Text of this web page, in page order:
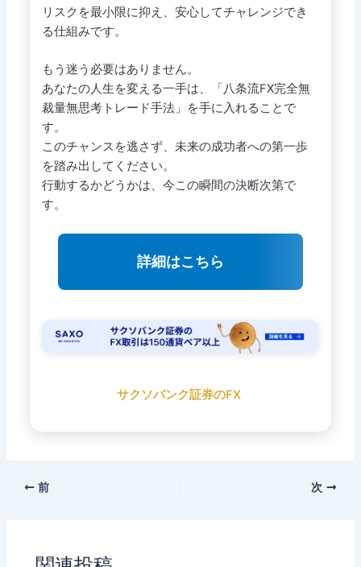
リスクを最小限に抑え、安心してチャレンジでき
る仕組みです。
もう迷う必要はありません。
あなたの人生を変える一手は、「八条流FX完全無
裁量無思考トレード手法」を手に入れることで
す。
このチャンスを逃さず、未来の成功者への第一歩
を踏み出してください。
行動するかどうかは、今この瞬間の決断次第で
す。
詳細はこちら
サクソバンク証券のFX
前 次